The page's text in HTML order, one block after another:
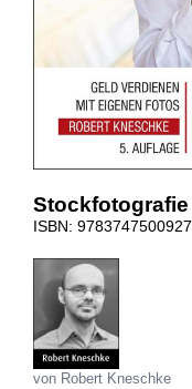
Stockfotografie
ISBN: 9783747500927
von Robert Kneschke